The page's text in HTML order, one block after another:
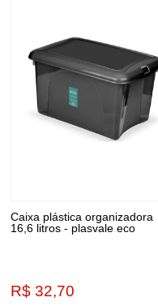
Caixa plástica organizadora
16,6 litros - plasvale eco
R$ 32,70